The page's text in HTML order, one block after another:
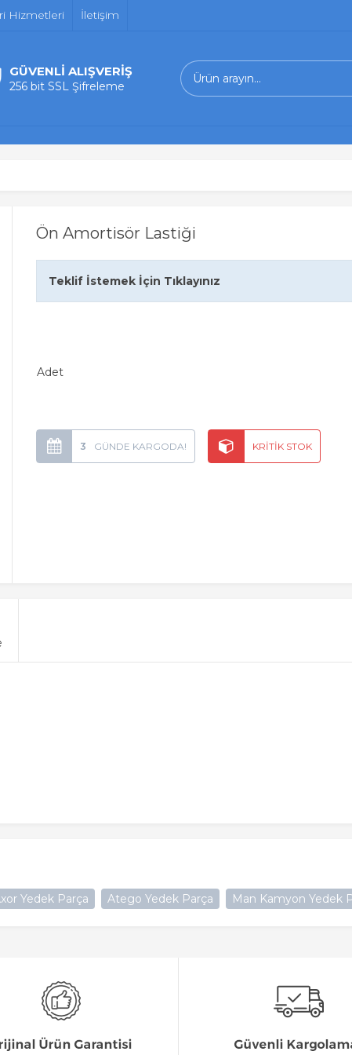
Hizmetleri İletişim
GÜVENLİ ALIŞVERİŞ
256 bit SSL Şifreleme
Ön Amortisör Lastiği
Teklif İstemek İçin Tıklayınız
Adet
3
Yedek Parça Atego Yedek Parça Man Kamyon Yedek